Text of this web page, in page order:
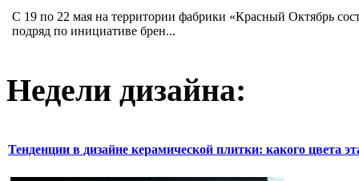
C 19 по 22 мая на территории фабрики «Красный Октябрь
подряд по инициативе брен...
Недели дизайна:
Тенденции в дизайне керамической плитки: какого цвета